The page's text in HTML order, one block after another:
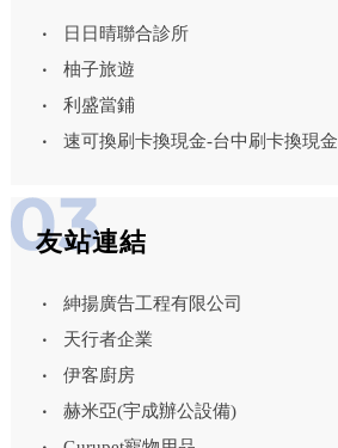
日日晴聯合診所
柚子旅遊
利盛當鋪
速可換刷卡換現金-台中刷卡換現金
友站連結
紳揚廣告工程有限公司
天行者企業
伊客廚房
赫米亞(宇成辦公設備)